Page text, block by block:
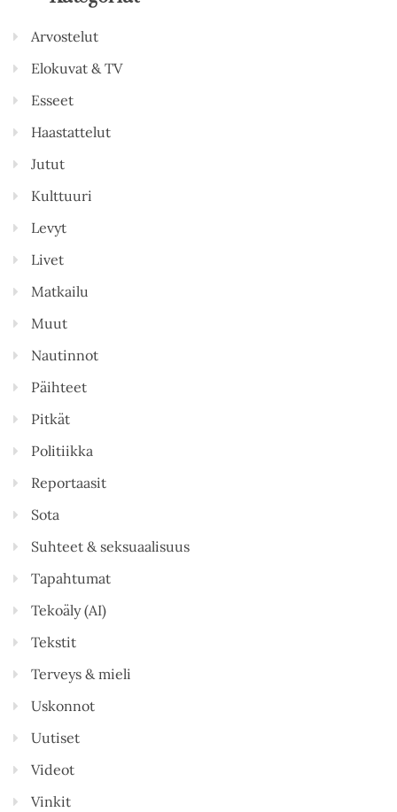
Arvostelut
Elokuvat & TV
Esseet
Haastattelut
Jutut
Kulttuuri
Levyt
Livet
Matkailu
Muut
Nautinnot
Päihteet
Pitkät
Politiikka
Reportaasit
Sota
Suhteet & seksuaalisuus
Tapahtumat
Tekoäly (AI)
Tekstit
Terveys & mieli
Uskonnot
Uutiset
Videot
Vinkit